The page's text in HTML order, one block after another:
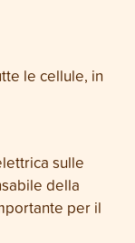
le cellule, in
sulle
della
per il